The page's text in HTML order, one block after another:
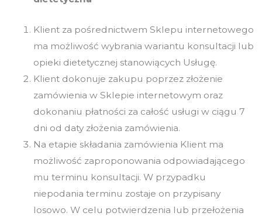
Klient za pośrednictwem Sklepu internetowego
ma możliwość wybrania wariantu konsultacji lub
opieki dietetycznej stanowiących Usługę.
Klient dokonuje zakupu poprzez złożenie
zamówienia w Sklepie internetowym oraz
dokonaniu płatności za całość usługi w ciągu 7
dni od daty złożenia zamówienia.
Na etapie składania zamówienia Klient ma
możliwość zaproponowania odpowiadającego
mu terminu konsultacji. W przypadku
niepodania terminu zostaje on przypisany
losowo. W celu potwierdzenia lub przełożenia